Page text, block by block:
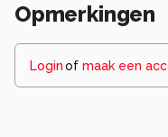
Opmerkingen
Loginof maak een